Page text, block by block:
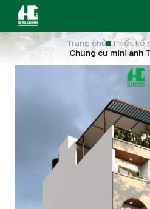
Trang chủ Thiết kế
Chung cư mini anh